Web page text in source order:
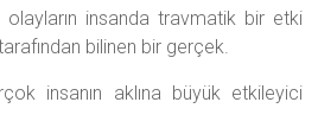
olayların insanda travmatik bir etki
bilinen bir gerçek.
insanın aklına büyük etkileyici